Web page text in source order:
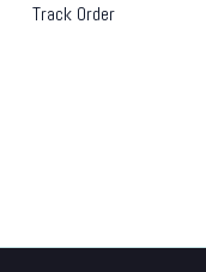
Track Order